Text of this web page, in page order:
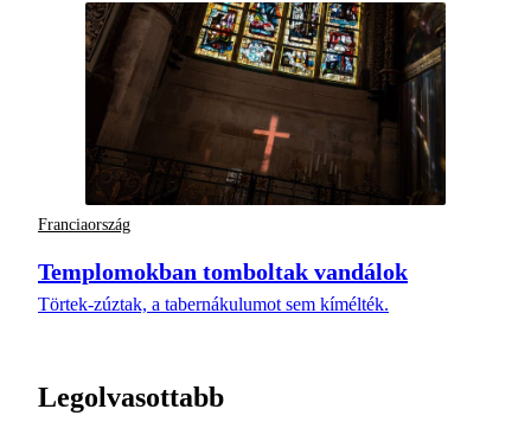
Franciaország
Templomokban tomboltak vandálok
Törtek-zúztak, a tabernákulumot sem kímélték.
Legolvasottabb